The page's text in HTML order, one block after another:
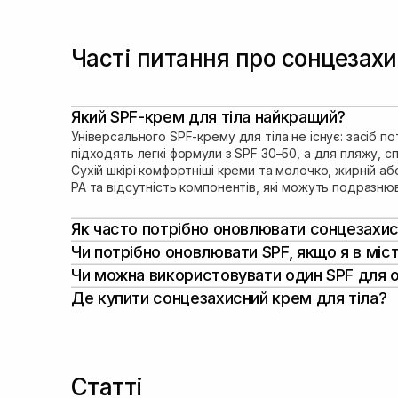
SPF діє завдяки сонцезахисним
та діоксид титану, переважно
випромінювання та перетворюють його
Зазвичай вибирають крем спф для тіла з
косметологічних процедур доречний
Часті питання про
Який SPF-крем для тіла найкращий?
Універсального SPF-крему для тіла не існує:
підходять легкі формули з SPF 30–50, а для пляжу,
Сухій шкірі комфортніші креми та молочко, жирній
PA та відсутність компонентів, які можуть
Як часто потрібно оновлювати
Сонцезахисний крем для тіла потрібно оновлювати
або витирання рушником, навіть якщо засіб має
Чи потрібно оновлювати SPF, якщо я в
Тут все залежить від графіка роботи. Якщо ви
процедури. Краще вибирати легкі текстури. Чимало
Коли ж у планах прогулянки чи відпочинок на
Чи можна використовувати один SPF для
Сонцезахиснізасоби для догляду за тіломмають
важкої маски.
Де купити сонцезахисний крем для тіла?
Статті